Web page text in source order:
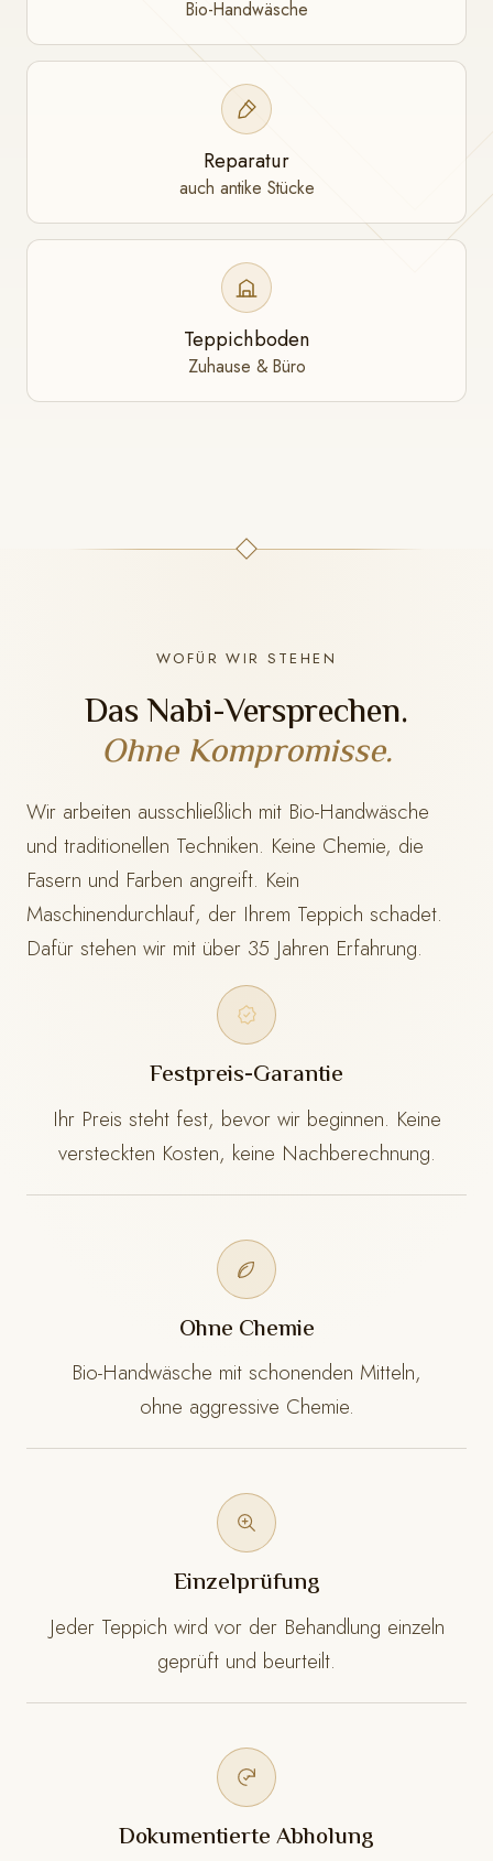
Bio-Handwäsche
Reparatur
auch antike Stücke
Teppichboden
Zuhause & Büro
WOFÜR WIR STEHEN
Das Nabi-Versprechen.
Ohne Kompromisse.
Wir arbeiten ausschließlich mit Bio-Handwäsche
und traditionellen Techniken. Keine Chemie, die
Fasern und Farben angreift. Kein
Maschinendurchlauf, der Ihrem Teppich schadet.
Dafür stehen wir mit über 35 Jahren Erfahrung.
Festpreis-Garantie
Ihr Preis steht fest, bevor wir beginnen. Keine
versteckten Kosten, keine Nachberechnung.
Ohne Chemie
Bio-Handwäsche mit schonenden Mitteln,
ohne aggressive Chemie.
Einzelprüfung
Jeder Teppich wird vor der Behandlung einzeln
geprüft und beurteilt.
Dokumentierte Abholung